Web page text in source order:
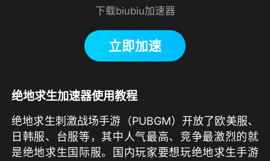
下载biubiu加速器
立即加速
绝地求生加速器使用教程
绝地求生刺激战场手游（PUBGM）开放了欧美服、
日韩服、台服等，其中人气最高、竞争最激烈的就
是绝地求生国际服。国内玩家要想玩绝地求生手游